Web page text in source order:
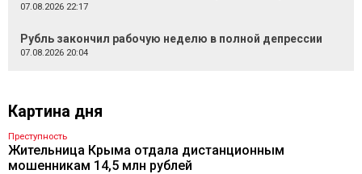
07.08.2026 22:17
Рубль закончил рабочую неделю в полной депрессии
07.08.2026 20:04
Картина дня
Преступность
Жительница Крыма отдала дистанционным
мошенникам 14,5 млн рублей